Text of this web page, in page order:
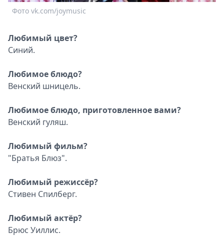
Фото vk.com/joymusic
Любимый цвет?
Синий.
Любимое блюдо?
Венский шницель.
Любимое блюдо, приготовленное вами?
Венский гуляш.
Любимый фильм?
"Братья Блюз".
Любимый режиссёр?
Стивен Спилберг.
Любимый актёр?
Брюс Уиллис.